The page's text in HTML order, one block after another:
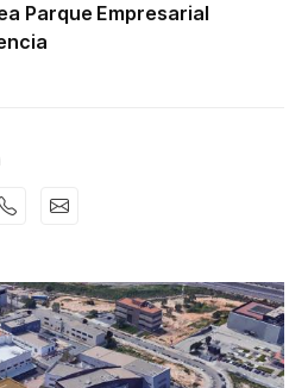
Parque Empresarial